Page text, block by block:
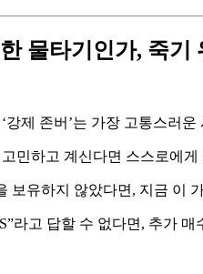
물타기인가, 죽기
강제 존버’는 가장 고통스러
민하고 계신다면 스스로에게
보유하지 않았다면, 지금 이
라고 답할 수 없다면, 추가